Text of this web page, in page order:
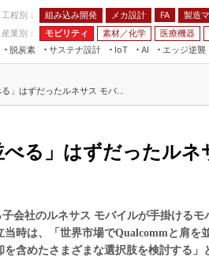
工程別： 組み込み開発 メカ設計 FA 製造
産業別：
モビリティ 素材／化学 医療機器
脱炭素
サステナ設計
IoT
AI
備保全
エッジ逆襲
JIMTOF
IIFES
TECHNO-FRONTIER
人テク展
フィールドサービス
組み込み画像技術
組み込みモデリング
モビリティ
」はずだったルネサス モバ...
べる」はずだったルネ
会社のルネサス モバイルが手掛けるモ
当時は、「世界市場でQualcommと肩を
含めたさまざまな選択肢を検討する」